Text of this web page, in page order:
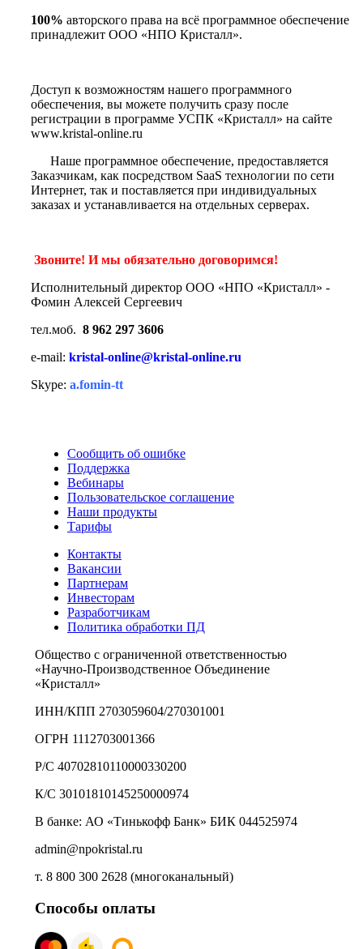
100% авторского права на всё программное обеспечение
принадлежит ООО «НПО Кристалл».
Доступ к возможностям нашего программного
обеспечения, вы можете получить сразу после
регистрации в программе УСПК «Кристалл» на сайте
www.kristal-online.ru
Наше программное обеспечение, предоставляется
Заказчикам, как посредством SaaS технологии по сети
Интернет, так и поставляется при индивидуальных
заказах и устанавливается на отдельных серверах.
Звоните! И мы обязательно договоримся!
Исполнительный директор ООО «НПО «Кристалл» -
Фомин Алексей Сергеевич
тел.моб. 8 962 297 3606
e-mail: kristal-online@kristal-online.ru
Skype: a.fomin-tt
Сообщить об ошибке
Поддержка
Вебинары
Пользовательское соглашение
Наши продукты
Тарифы
Контакты
Вакансии
Партнерам
Инвесторам
Разработчикам
Политика обработки ПД
Общество с ограниченной ответственностью
«Научно-Производственное Объединение
«Кристалл»
ИНН/КПП 2703059604/270301001
ОГРН 1112703001366
Р/С 40702810110000330200
К/С 30101810145250000974
В банке: АО «Тинькофф Банк» БИК 044525974
admin@npokristal.ru
т. 8 800 300 2628 (многоканальный)
Способы оплаты